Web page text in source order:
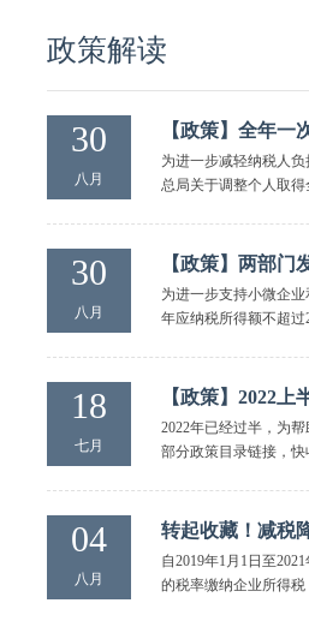
政策解读
30
八月
【政策】全年一
为进一步减轻纳税人
总局关于调整个人取
30
八月
【政策】两部
为进一步支持小微企
年应纳税所得额不超
18
七月
【政策】2022
2022年已经过半，为
部分政策目录链接，
04
八月
转起收藏！减税
自2019年1月1日至
的税率缴纳企业所得